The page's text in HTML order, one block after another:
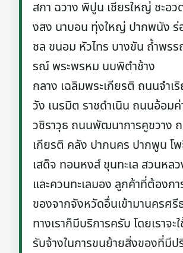
สกา ฉวาง พิปูน เชียรใหญ่ ชะอว
งสง นาบอน ทุ่งใหญ่ ปากพนัง
ชล ขนอม หัวไทร บางขัน ถ้ำพร
รณ์ พระพรหม นบพิตำช้าง
กลาง เฉลิมพระเกียรติ ถนนจำเ
วัง เนรมิต ราชดำเนิน ถนนอ้อม
วชิราวุธ ถนนพัฒนาการคูขวาง
เกียรติ คลัง ปากนคร ปากพูน โ
เสด็จ ทอนหงส์ ขุนทะเล สวนหล
และควนทะเลมอง ลูกค้าที่ต้องก
ของจากจังหวัดอื่นเข้ามานครศรี
ทางเราก็มีบริการครับ โดยเราจะ
รับจ้างในการขนย้ายสิ่งของที่มี